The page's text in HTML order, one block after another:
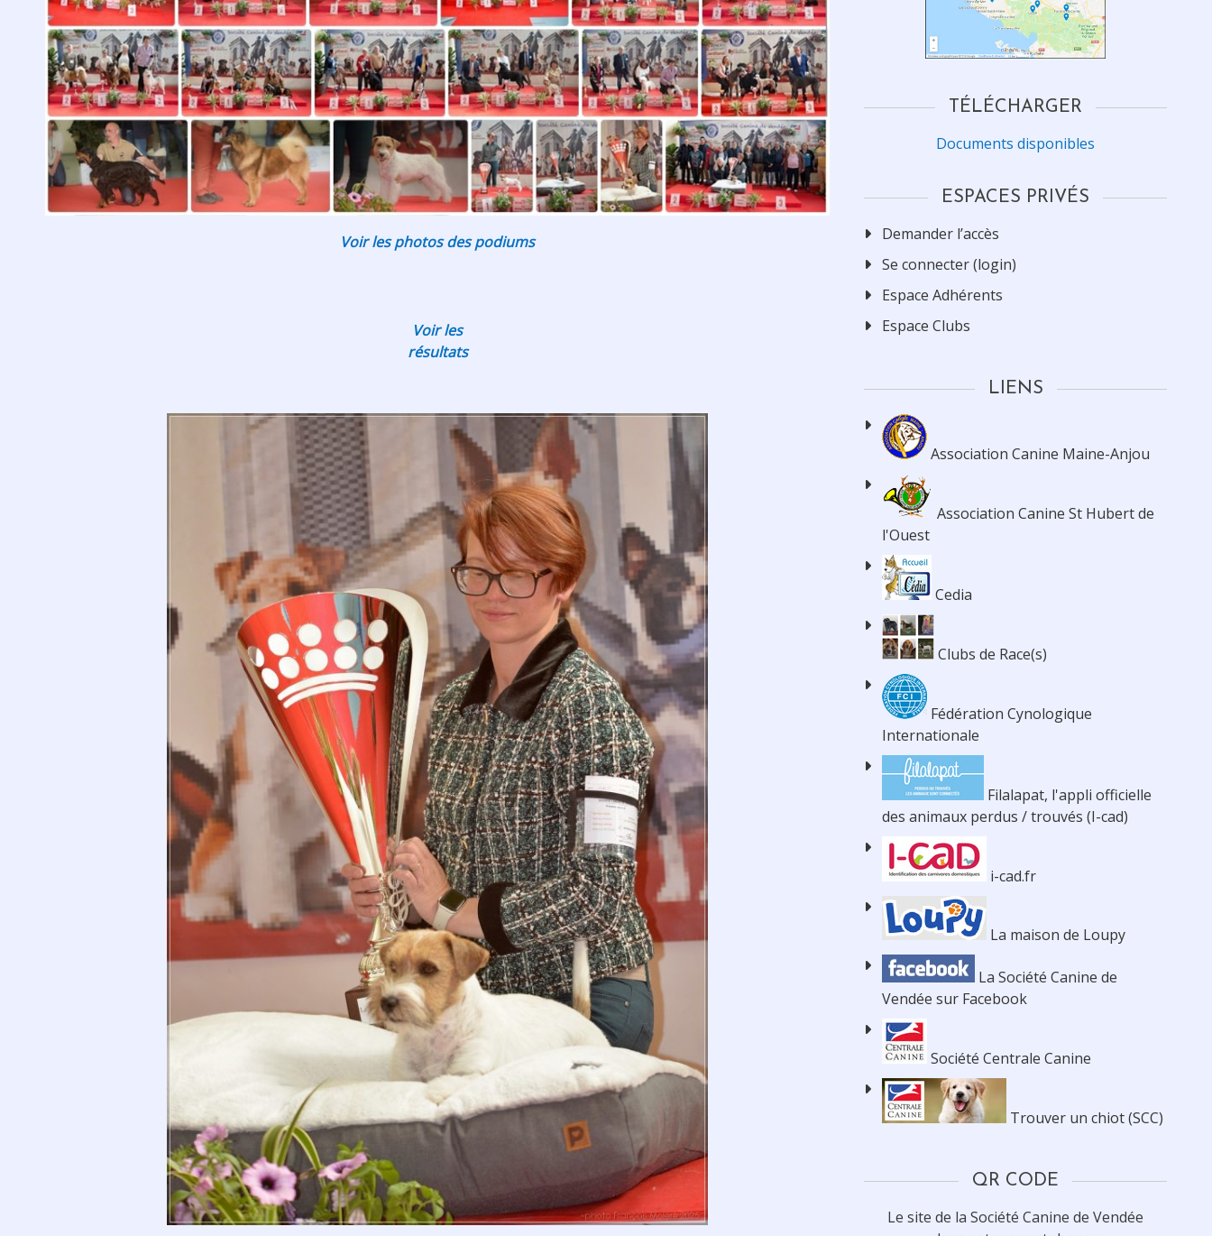
Voir les photos des podiums
Voir les
résultats
TÉLÉCHARGER
Documents disponibles
ESPACES PRIVÉS
Demander l’accès
Se connecter (login)
Espace Adhérents
Espace Clubs
LIENS
Association Canine Maine-Anjou
Association Canine St Hubert de
l'Ouest
Cedia
Clubs de Race(s)
Fédération Cynologique
Internationale
Filalapat, l'appli officielle
des animaux perdus / trouvés (I-cad)
i-cad.fr
La maison de Loupy
La Société Canine de
Vendée sur Facebook
Société Centrale Canine
Trouver un chiot (SCC)
QR CODE
Le site de la Société Canine de Vendée